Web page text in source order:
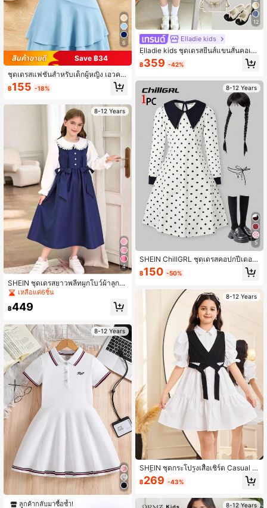
6
Save ฿34
ชุดเดรสแฟชั่นสำหรับเด็กผู้หญิง เอวคอ
ด กระชับสัดส่วน เปิดหลัง สายผูกไขว้
฿155 -18%
8-12 Years
4
SHEIN ชุดเดรสยาวพลีทผูกโบว์ผ้าลูกไ
ม้คอปกสำหรับเด็กผู้หญิงวัยรุ่น 2 In 1
สำหรับฤดูใบไม้ร่วงและฤดูหนาว
เหลือแค่6ชิ้น
฿449
8-12 Years
ลูกค้ากลับมาซื้อซ้ำ!
12
Elladie kids
Elladie kids ชุดเดรสยีนส์แขนสั้นคอเห
ลี่ยมแต่งโบว์และพลอยเทียมแบบลำลอง
สำหรับเด็กผู้หญิงวัยรุ่น
฿359 -42%
8-12 Years
5
SHEIN ChillGRL ชุดเดรสคอปกปีเตอร์
แพนลายจุดสำหรับเด็กผู้หญิง, ชุดเดรสโ
กธิคสีดำสำหรับเด็กผู้หญิง, เหมาะสำหรั
และปาร์ตี้, ฤดูใบไม้ร่วง/ฤดูหนาว
฿150 -50%
8-12 Years
SHEIN ชุดกระโปรงเสื้อเชิร์ต Casual ส
องชิ้นถักลวดลายพื้นสำหรับเด็กหญิง ทีน
เทรนด์ย์ กับสายสะพานตัดสีคอนทราสต์
นหยุดฤดูใบไม้ผลิ การพักผ่อน กลับโรงเ
฿269 -43%
8-12 Years